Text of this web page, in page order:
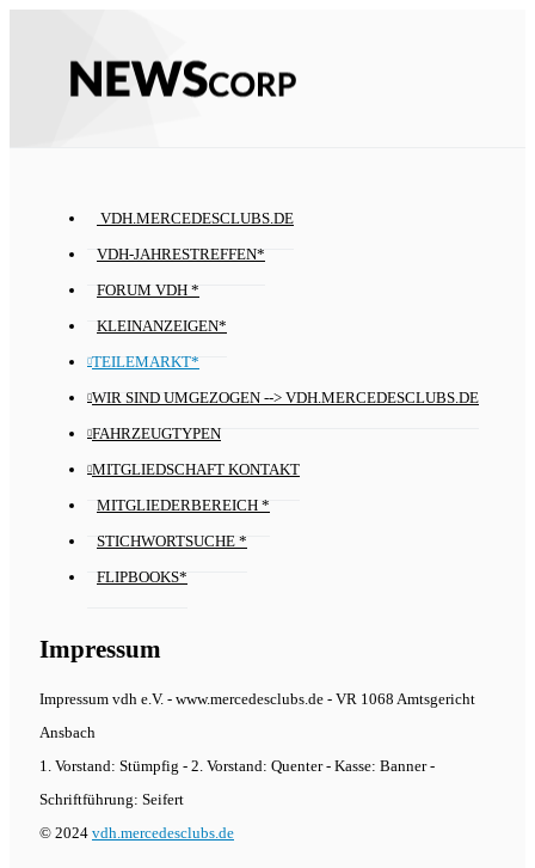
VDH.MERCEDESCLUBS.DE
VDH-JAHRESTREFFEN*
FORUM VDH *
KLEINANZEIGEN*
TEILEMARKT*
WIR SIND UMGEZOGEN --> VDH.MERCEDESCLUBS.DE
FAHRZEUGTYPEN
MITGLIEDSCHAFT KONTAKT
MITGLIEDERBEREICH *
STICHWORTSUCHE *
FLIPBOOKS*
Impressum
Impressum vdh e.V. - www.mercedesclubs.de - VR 1068 Amtsgericht
Ansbach
1. Vorstand: Stümpfig - 2. Vorstand: Quenter - Kasse: Banner -
Schriftführung: Seifert
© 2024 vdh.mercedesclubs.de